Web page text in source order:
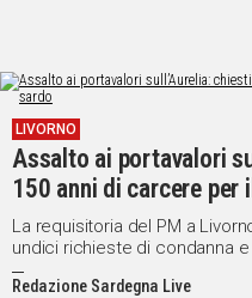
LIVORNO
Assalto ai portavalori
150 anni di carcere per
La requisitoria del PM a
undici richieste di condanna
blindati
Redazione Sardegna Live